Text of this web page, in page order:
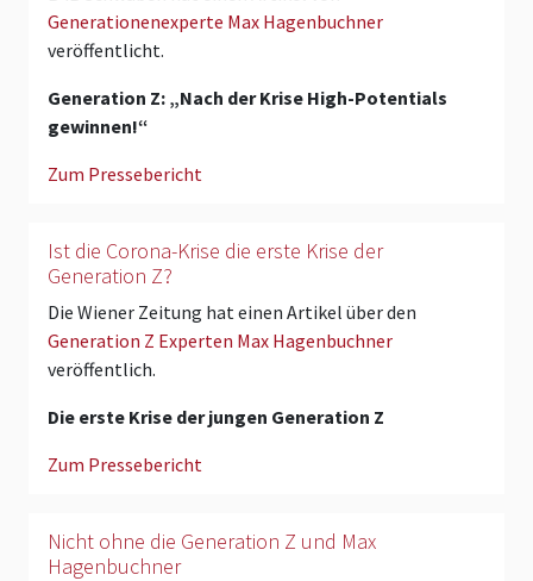
Generationenexperte Max Hagenbuchner
veröffentlicht.
Generation Z: „Nach der Krise High-Potentials
gewinnen!“
Zum Pressebericht
Ist die Corona-Krise die erste Krise der
Generation Z?
Die Wiener Zeitung hat einen Artikel über den
Generation Z Experten Max Hagenbuchner
veröffentlich.
Die erste Krise der jungen Generation Z
Zum Pressebericht
Nicht ohne die Generation Z und Max
Hagenbuchner